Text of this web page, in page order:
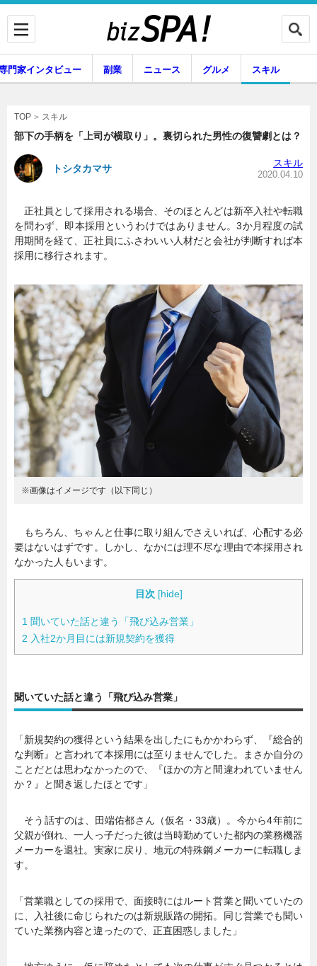
企業インタビュー 専門家インタビュー
副業 ニュース
グルメ スキル
暮らし エンタメ
連載一覧
門家インタビュー 副業 ニュース グルメ スキル
TOP スキル
部下の手柄を「上司が横取り」。裏切られた男性の復讐劇とは？
トシタカマサ スキル
2020.04.10
正社員として採用される場合、そのほとんどは新卒入社や転職
を問わず、即本採用というわけではありません。3か月程度の試
用期間を経て、正社員にふさわいい人材だと会社が判断すれば本
採用に移行されます。
※画像はイメージです（以下同じ）
もちろん、ちゃんと仕事に取り組んでさえいれば、心配する必
要はないはずです。しかし、なかには理不尽な理由で本採用され
なかった人もいます。
目次 [hide]
1 聞いていた話と違う「飛び込み営業」
2 入社2か月目には新規契約を獲得
聞いていた話と違う「飛び込み営業」
「新規契約の獲得という結果を出したにもかかわらず、『総合的
な判断』と言われて本採用には至りませんでした。まさか自分の
ことだとは思わなかったので、『ほかの方と間違われていません
か？』と聞き返したほとです」
そう話すのは、田端佑都さん（仮名・33歳）。今から4年前に
父親が倒れ、一人っ子だった彼は当時勤めていた都内の業務機器
メーカーを退社。実家に戻り、地元の特殊鋼メーカーに転職しま
す。
「営業職としての採用で、面接時にはルート営業と聞いていたの
に、入社後に命じられたのは新規販路の開拓。同じ営業でも聞い
ていた業務内容と違ったので、正直困惑しました」